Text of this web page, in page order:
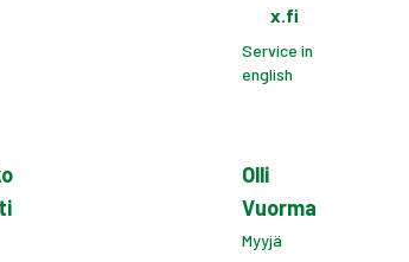
x.fi
Service in
english
Olli
Vuorma
Myyjä